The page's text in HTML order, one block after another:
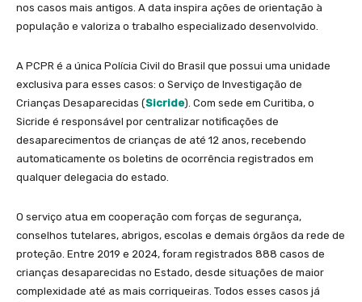
nos casos mais antigos. A data inspira ações de orientação à
população e valoriza o trabalho especializado desenvolvido.
A PCPR é a única Polícia Civil do Brasil que possui uma unidade
exclusiva para esses casos: o Serviço de Investigação de
Crianças Desaparecidas (Sicride). Com sede em Curitiba, o
Sicride é responsável por centralizar notificações de
desaparecimentos de crianças de até 12 anos, recebendo
automaticamente os boletins de ocorrência registrados em
qualquer delegacia do estado.
O serviço atua em cooperação com forças de segurança,
conselhos tutelares, abrigos, escolas e demais órgãos da rede de
proteção. Entre 2019 e 2024, foram registrados 888 casos de
crianças desaparecidas no Estado, desde situações de maior
complexidade até as mais corriqueiras. Todos esses casos já